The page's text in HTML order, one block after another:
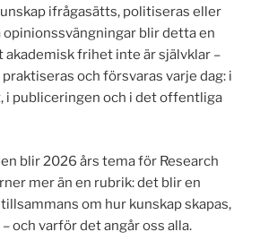
ifrågasätts, politiseras eller
opinionssvängningar blir detta en
akademisk frihet inte är självklar –
och försvaras varje dag: i
i publiceringen och i det offentliga
blir 2026 års tema för Research
mer än en rubrik: det blir en
om hur kunskap skapas,
och varför det angår oss alla.